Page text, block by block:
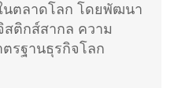
นตลาดโลก โดยพัฒนา
สติกส์สากล ความ
รฐานธุรกิจโลก